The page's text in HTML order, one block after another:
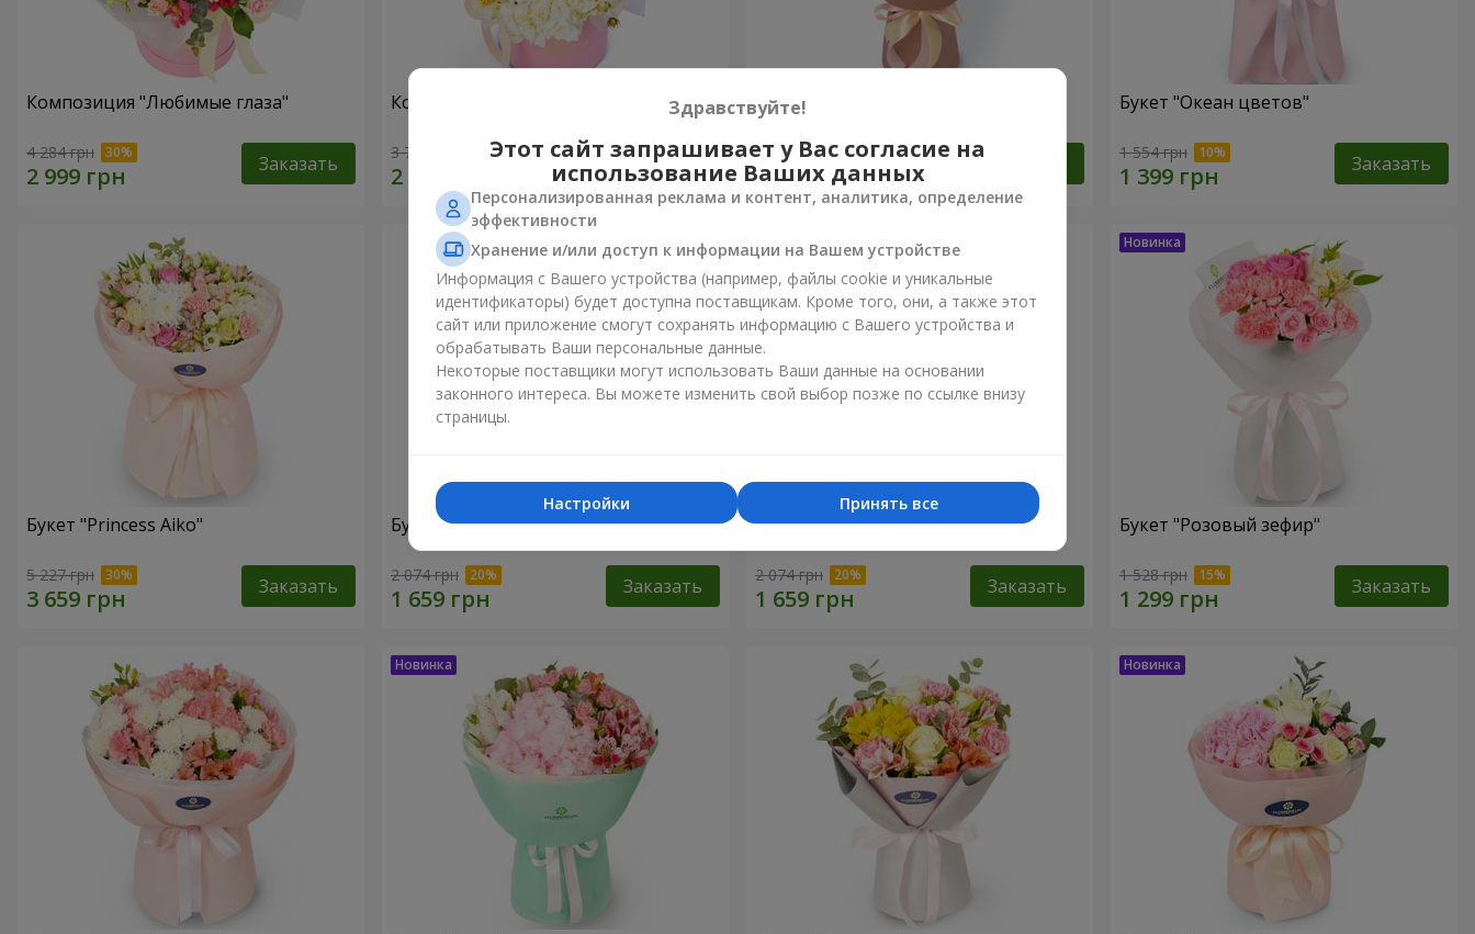
Композиция "Любимые глаза"
4 284 грн Заказать
Композиция "Absolute"
3 732 грн Заказать
Букет "Шедевр"
2 874 грн
Букет "Океан цветов"
1 554 грн Заказать
Букет "Princess Aiko"
5 227 грн Заказать
Букет "Ариэль"
2 074 грн Заказать
Букет "Светлана"
2 074 грн Заказать
Букет "Розовый зефир"
1 528 грн Заказать
Здравствуйте!
Этот сайт запрашивает у Вас согласие на
использование Ваших данных
Персонализированная реклама и контент, аналитика, определение
эффективности
Хранение и/или доступ к информации на Вашем устройстве
Информация с Вашего устройства (например, файлы cookie и уникальные
идентификаторы) будет доступна поставщикам. Кроме того, они, а также этот
сайт или приложение смогут сохранять информацию с Вашего устройства и
обрабатывать Ваши персональные данные.
Некоторые поставщики могут использовать Ваши данные на основании
законного интереса. Вы можете изменить свой выбор позже по ссылке внизу
страницы.
Принять все
Настройки